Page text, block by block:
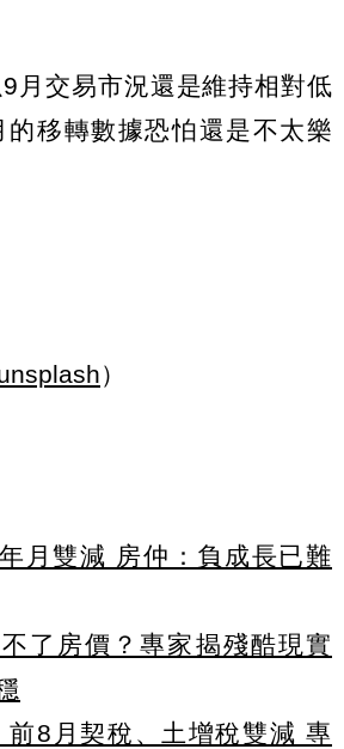
月交易市況還是維持相對低
移轉數據恐怕還是不太樂
）
月雙減 房仲：負成長已難
了房價？專家揭殘酷現實
前8月契稅、土增稅雙減 專